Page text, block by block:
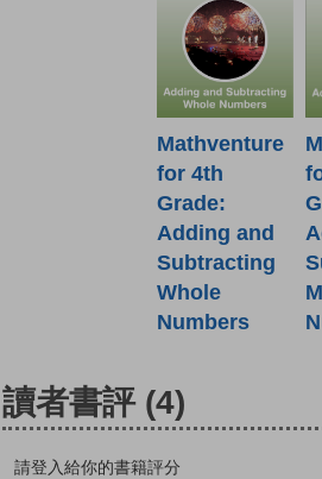
Mathventure
for 4th
Grade:
Adding and
Subtracting
Whole
Numbers
讀者書評 (4)
請登入給你的書籍評分